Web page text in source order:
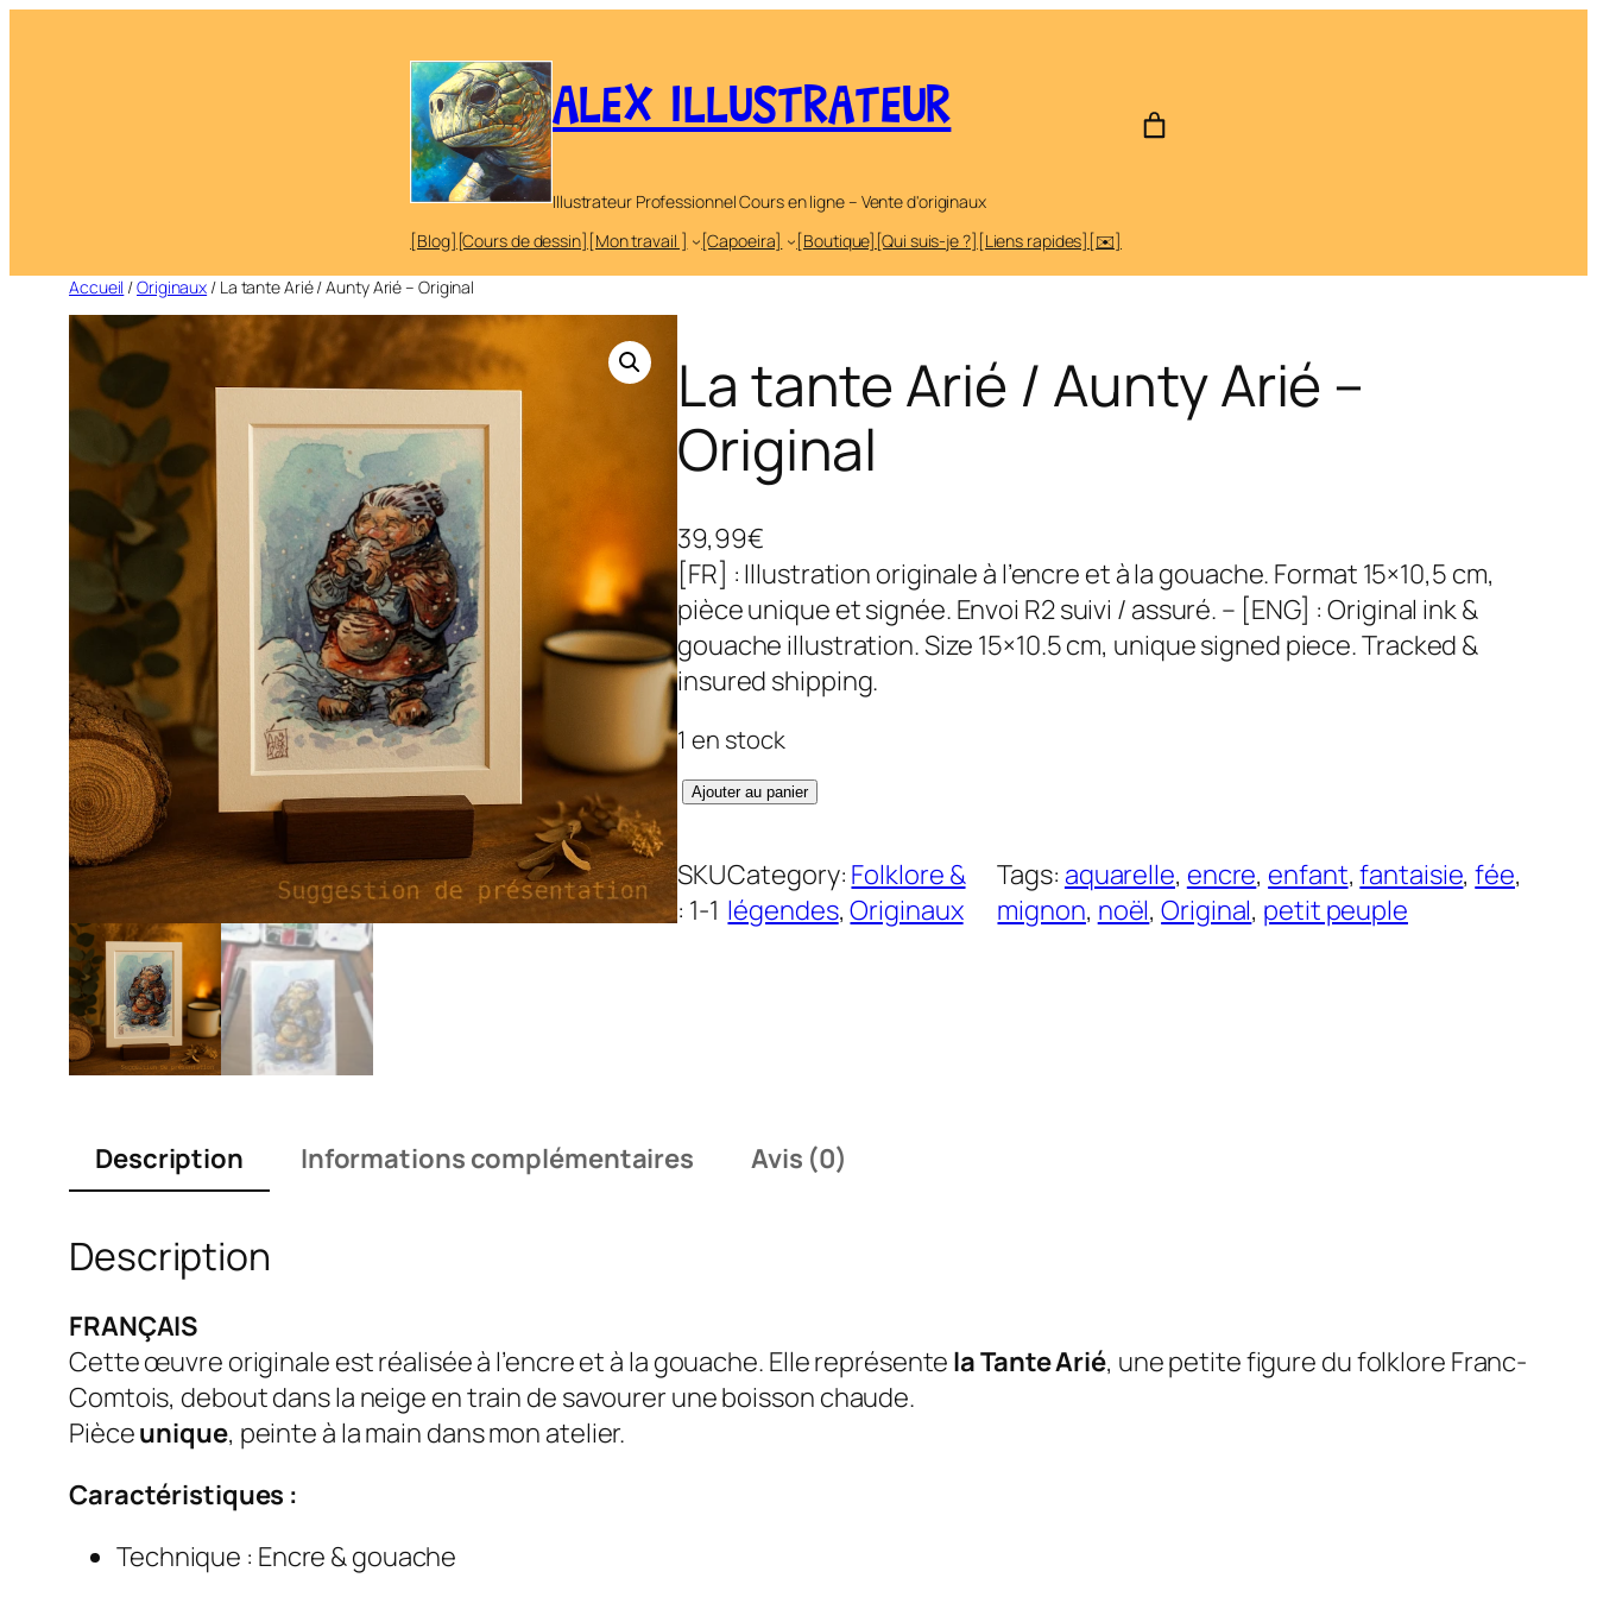
ALEX ILLUSTRATEUR
Illustrateur Professionnel Cours en ligne – Vente d'originaux
[Blog] [Cours de dessin] [Mon travail ] [Capoeira] [Boutique] [Qui suis-je ?] [Liens rapides] [✉️]
Accueil /Originaux / La tante Arié / Aunty Arié – Original
La tante Arié / Aunty Arié –
Original
39,99€
[FR] : Illustration originale à l’encre et à la gouache. Format 15×10,5 cm,
pièce unique et signée. Envoi R2 suivi / assuré. – [ENG] : Original ink &
gouache illustration. Size 15×10.5 cm, unique signed piece. Tracked &
insured shipping.
1 en stock
q
u
a
n
L
e
A
Ajouter au panier
SKU
: 1-1
Category: Folklore &
légendes, Originaux
Tags: aquarelle, encre, enfant, fantaisie, fée
mignon, noël, Original, petit peuple
Description Informations complémentaires Avis (0)
Description
FRANÇAIS
Cette œuvre originale est réalisée à l’encre et à la gouache. Elle représente la Tante Arié, une petite figure du folklore Franc-
Comtois, debout dans la neige en train de savourer une boisson chaude.
Pièceunique, peinte à la main dans mon atelier.
Caractéristiques :
Technique : Encre & gouache